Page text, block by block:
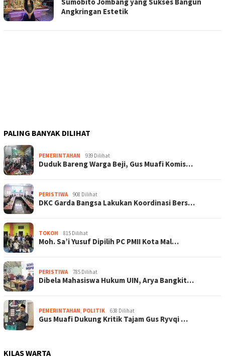
Sumobito Jombang yang Sukses Bangun
Angkringan Estetik
PALING BANYAK DILIHAT
PEMERINTAHAN 939 Dilihat
Duduk Bareng Warga Beji, Gus Muafi Komis…
PERISTIWA 908 Dilihat
DKC Garda Bangsa Lakukan Koordinasi Bers…
TOKOH 815 Dilihat
Moh. Sa’i Yusuf Dipilih PC PMII Kota Mal…
PERISTIWA 785 Dilihat
Dibela Mahasiswa Hukum UIN, Arya Bangkit…
PEMERINTAHAN, POLITIK 638 Dilihat
Gus Muafi Dukung Kritik Tajam Gus Ryvqi …
KILAS WARTA